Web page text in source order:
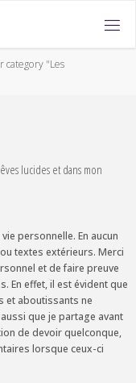
category "Les
lucides et dans mon
personnelle. En aucun
textes extérieurs. Merci
et de faire preuve
En effet, il est évident que
et aboutissants ne
que je partage avant
de devoir quelconque,
lorsque ceux-ci